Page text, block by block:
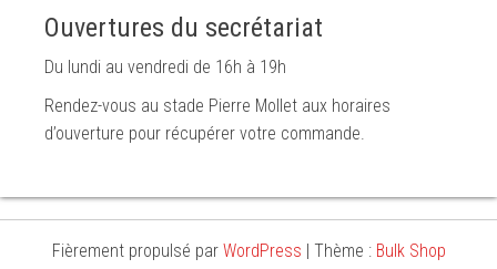
Ouvertures du secrétariat
Du lundi au vendredi de 16h à 19h
Rendez-vous au stade Pierre Mollet aux horaires
d’ouverture pour récupérer votre commande.
Fièrement propulsé par WordPress | Thème : Bulk Shop